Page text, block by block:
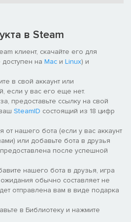
Выберите свой путь, принимая
также поднимитесь до высот с
репутации.
& Magic:откройте новые
и создания из мира Ашен.
графике и потрясающей игровой
новую умную систему
в Steam
клиент, скачайте его для
доступен на Mac и Linux) и
в свой аккаунт или
если у вас его еще нет.
предоставьте ссылку на свой
SteamID состоящий из 18 цифр
от нашего бота (если у вас аккаунт
или добавьте бота в друзья
после успешной
нашего бота в друзья, игра
обычно составляет не
отправлена вам в виде подарка
в Библиотеку и нажмите